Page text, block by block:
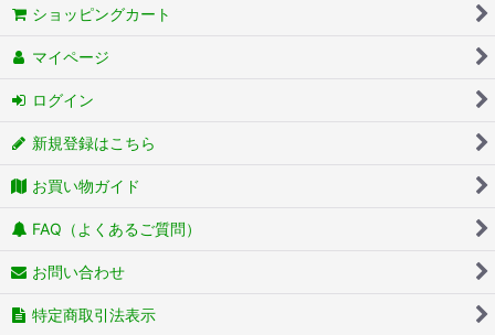
ショッピングカート
マイページ
ログイン
新規登録はこちら
お買い物ガイド
FAQ（よくあるご質問）
お問い合わせ
特定商取引法表示